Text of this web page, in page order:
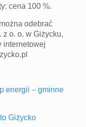
cena 100 %.
odebrać
o. o. w Giżycku,
internetowej
energii – gminne
Giżycko